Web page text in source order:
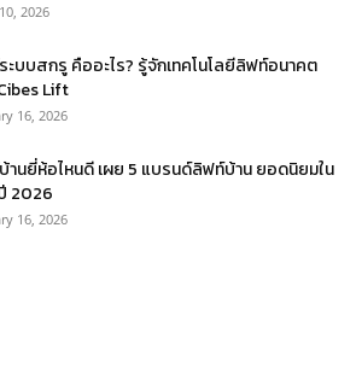
2026
ะบบสกรู คืออะไร? รู้จักเทคโนโลยีลิฟท์อนาคต
Lift
16, 2026
านยี่ห้อไหนดี เผย 5 แบรนด์ลิฟท์บ้าน ยอดนิยมใน
2026
16, 2026